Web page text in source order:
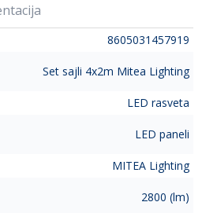
8605031457919
Set sajli 4x2m Mitea Lighting
LED rasveta
LED paneli
MITEA Lighting
2800 (lm)